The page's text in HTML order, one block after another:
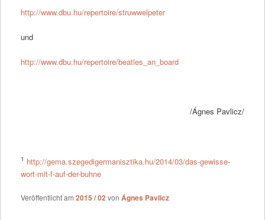
http://www.dbu.hu/repertoire/struwwelpeter
und
http://www.dbu.hu/repertoire/beatles_an_board
/Ágnes Pavlicz/
1 http://gema.szegedigermanisztika.hu/2014/03/das-gewisse-
wort-mit-f-auf-der-buhne
Veröffentlicht am 2015 / 02von Ágnes Pavlicz